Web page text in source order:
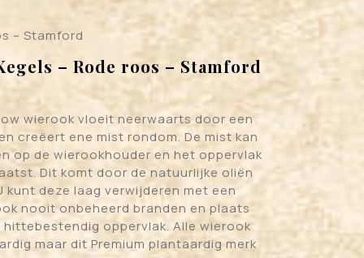
– Stamford
– Rode roos – Stamford
wierook vloeit neerwaarts door een
creëert ene mist rondom. De mist kan
op de wierookhouder en het oppervlak
Dit komt door de natuurlijke oliën
kunt deze laag verwijderen met een
nooit onbeheerd branden en plaats
oppervlak. Alle wierook
maar dit Premium plantaardig merk